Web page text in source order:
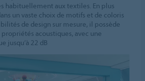
habituellement aux textiles. En plus
un vaste choix de motifs et de coloris
de design sur mesure, il possède
propriétés acoustiques, avec une
jusqu’à 22 dB